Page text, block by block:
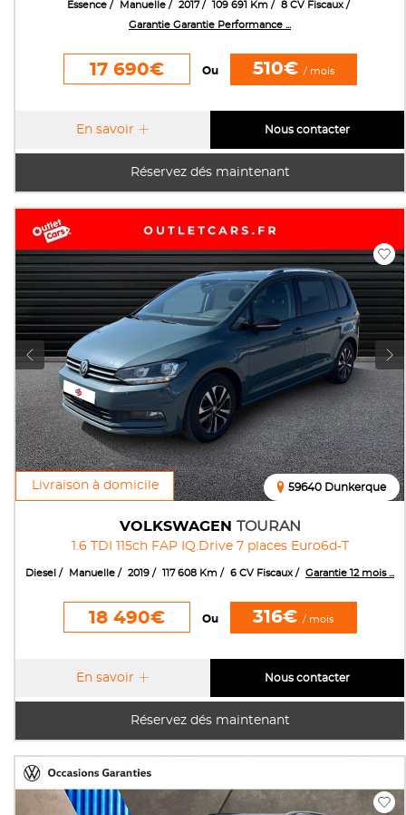
Essence Manuelle 2017 109 691 Km
8 CV Fiscaux
Garantie Garantie Performance ...
17 690€ Ou 510€ / mois
Réservez dés maintenant
En savoir Nous contacter
Livraison à domicile
VOLKSWAGEN TOURAN
1.6 TDI 115ch FAP IQ.Drive 7 places Euro6d-T
59640 Dunkerque
Diesel Manuelle 2019 117 608 Km 6 CV Fiscaux Garantie 12 mois ...
18 490€ Ou 316€ / mois
Réservez dés maintenant
En savoir Nous contacter